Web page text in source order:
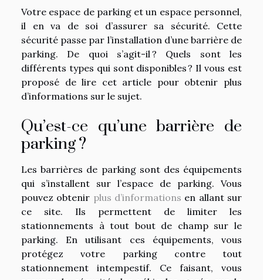
Votre espace de parking et un espace personnel,
il en va de soi d’assurer sa sécurité. Cette
sécurité passe par l’installation d’une barrière de
parking. De quoi s’agit-il ? Quels sont les
différents types qui sont disponibles ? Il vous est
proposé de lire cet article pour obtenir plus
d’informations sur le sujet.
Qu’est-ce qu’une barrière de
parking ?
Les barrières de parking sont des équipements
qui s’installent sur l’espace de parking. Vous
pouvez obtenir plus d’informations en allant sur
ce site. Ils permettent de limiter les
stationnements à tout bout de champ sur le
parking. En utilisant ces équipements, vous
protégez votre parking contre tout
stationnement intempestif. Ce faisant, vous